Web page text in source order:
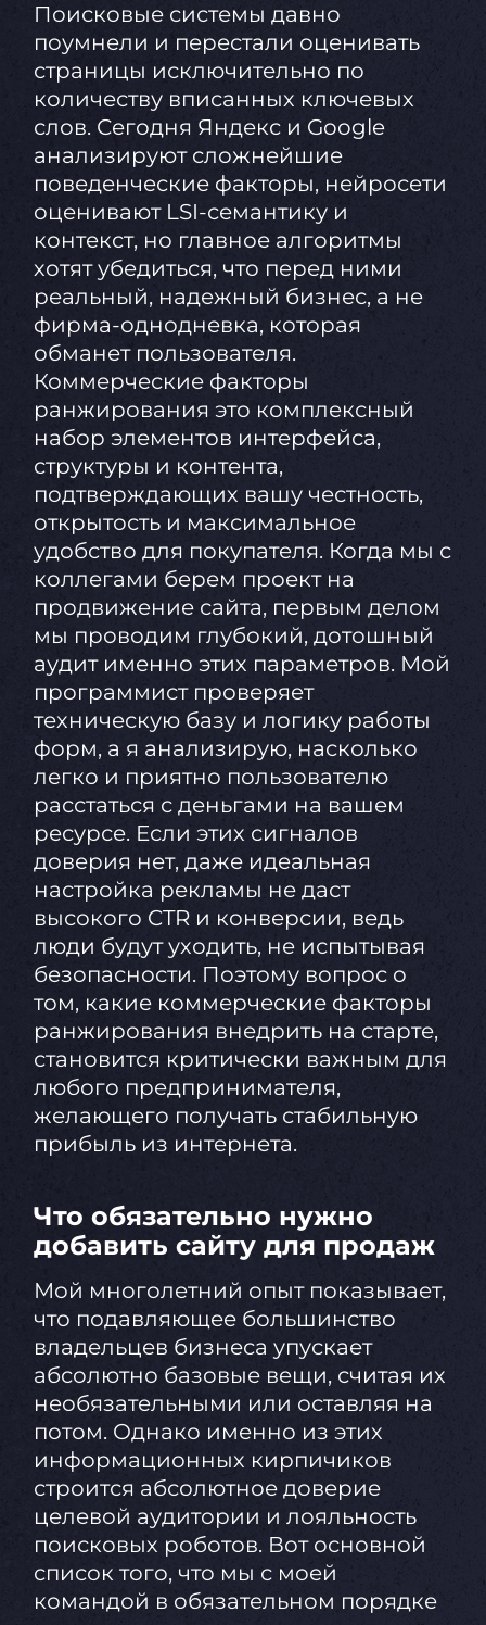
Поисковые системы давно
поумнели и перестали оценивать
страницы исключительно по
количеству вписанных ключевых
слов. Сегодня Яндекс и Google
анализируют сложнейшие
поведенческие факторы, нейросети
оценивают LSI-семантику и
контекст, но главное алгоритмы
хотят убедиться, что перед ними
реальный, надежный бизнес, а не
фирма-однодневка, которая
обманет пользователя.
Коммерческие факторы
ранжирования это комплексный
набор элементов интерфейса,
структуры и контента,
подтверждающих вашу честность,
открытость и максимальное
удобство для покупателя. Когда мы с
коллегами берем проект на
продвижение сайта, первым делом
мы проводим глубокий, дотошный
аудит именно этих параметров. Мой
программист проверяет
техническую базу и логику работы
форм, а я анализирую, насколько
легко и приятно пользователю
расстаться с деньгами на вашем
ресурсе. Если этих сигналов
доверия нет, даже идеальная
настройка рекламы не даст
высокого CTR и конверсии, ведь
люди будут уходить, не испытывая
безопасности. Поэтому вопрос о
том, какие коммерческие факторы
ранжирования внедрить на старте,
становится критически важным для
любого предпринимателя,
желающего получать стабильную
прибыль из интернета.
Что обязательно нужно
добавить сайту для продаж
Мой многолетний опыт показывает,
что подавляющее большинство
владельцев бизнеса упускает
абсолютно базовые вещи, считая их
необязательными или оставляя на
потом. Однако именно из этих
информационных кирпичиков
строится абсолютное доверие
целевой аудитории и лояльность
поисковых роботов. Вот основной
список того, что мы с моей
командой в обязательном порядке